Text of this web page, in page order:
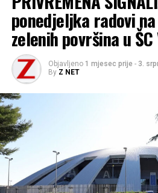
ponedjeljka radovi
zelenih površina u
Objavljeno 1 mjesec prije - 3.
By Z NET